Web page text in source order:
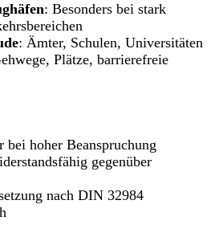
: Besonders bei stark
: Ämter, Schulen, Universitäten
Plätze, barrierefreie
bei hoher Beanspruchung
gegenüber
nach DIN 32984